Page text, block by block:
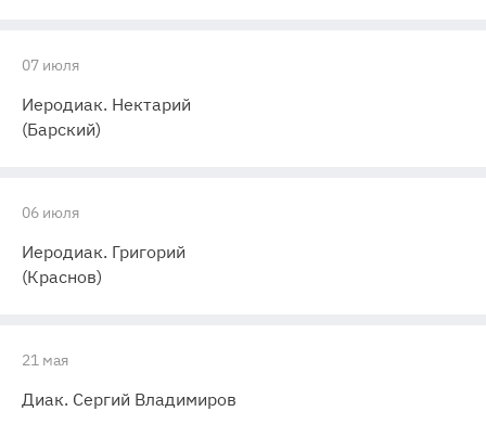
07 июля
Иеродиак. Нектарий
(Барский)
06 июля
Иеродиак. Григорий
(Краснов)
21 мая
Диак. Сергий Владимиров